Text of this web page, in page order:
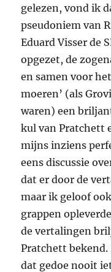
gelezen, vond ik
pseudoniem van
Eduard Visser de
opgezet, de
en samen voor
moeren’ (als
waren) een
kul van Pratchett
mijns inziens
eens discussie
dat er door de
maar ik geloof
grappen
de vertalingen
Pratchett
dat gedoe nooit